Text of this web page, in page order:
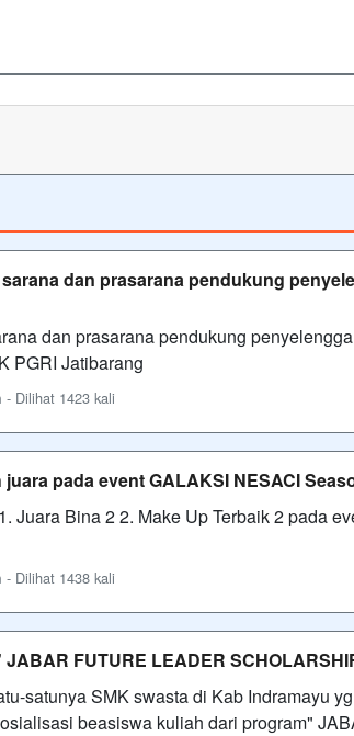
dan prasarana pendukung
dan prasarana pendukung
PGRI Jatibarang
Dilihat 1423 kali
pada event GALAKSI NESACI
Juara Bina 2 2. Make Up Terbaik 2 pada
Dilihat 1438 kali
FUTURE LEADER
satunya SMK swasta di Kab Indramayu
beasiswa kuliah dari program"